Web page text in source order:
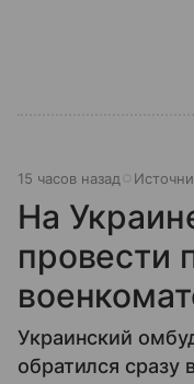
15 часов назад
На
провести
Украинский
обратился сразу